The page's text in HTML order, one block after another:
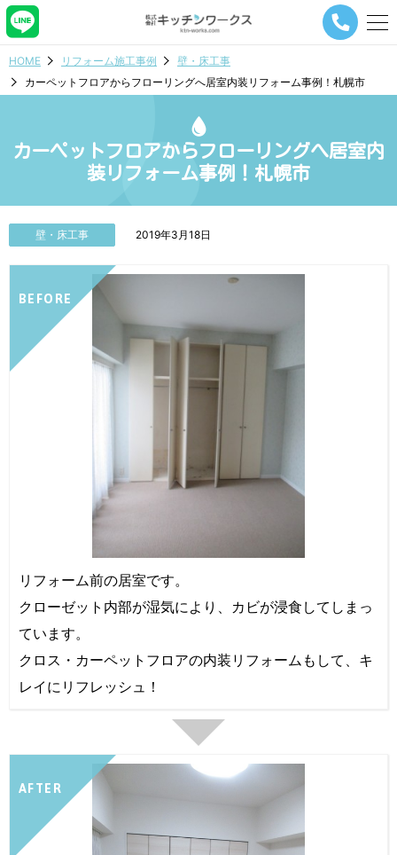
メ
ナ
ー
シ
ボ
HOME リフォーム施工事例
壁・床工事
カーペットフロアからフローリングへ居室内装リフォーム事例！札幌市
カーペットフロアからフローリングへ居室内
装リフォーム事例！札幌市
壁・床工事 2019年3月18日
BEFORE
リフォーム前の居室です。
クローゼット内部が湿気により、カビが浸食してしまっ
ています。
クロス・カーペットフロアの内装リフォームもして、キ
レイにリフレッシュ！
AFTER